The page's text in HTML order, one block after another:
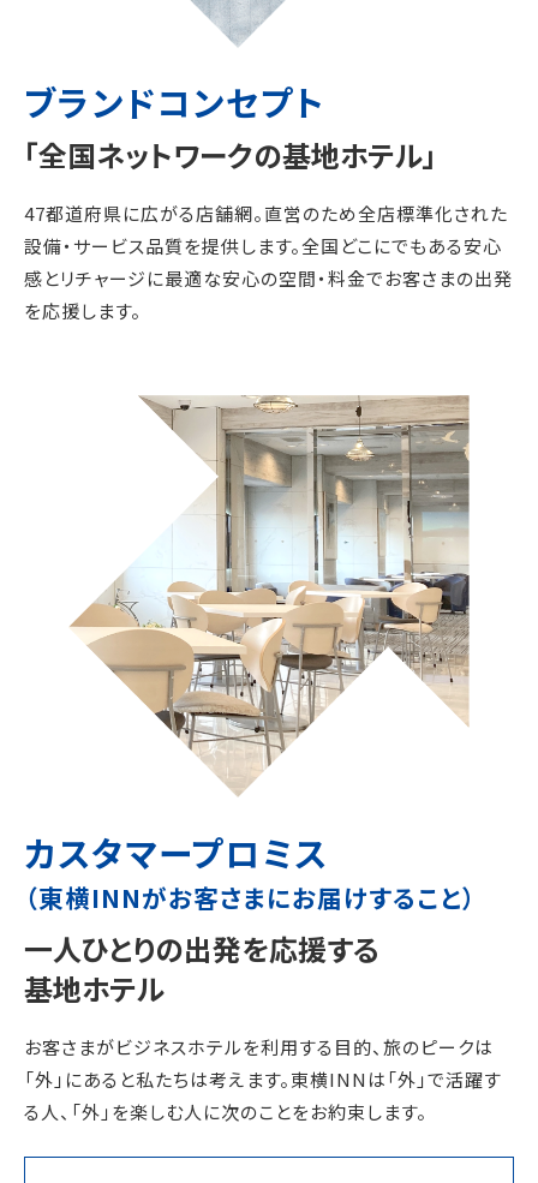
ブランドコンセプト
「全国ネットワークの基地ホテル」
47都道府県に広がる店舗網。直営のため全店標準化された
設備・サービス品質を提供します。全国どこにでもある安心
感とリチャージに最適な安心の空間・料金でお客さまの出発
を応援します。
カスタマープロミス
（東横INNがお客さまにお届けすること）
一人ひとりの出発を応援する
基地ホテル
お客さまがビジネスホテルを利用する目的、旅のピークは
「外」にあると私たちは考えます。東横INNは「外」で活躍す
る人、「外」を楽しむ人に次のことをお約束します。